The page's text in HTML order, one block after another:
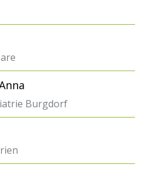
Burgdorf